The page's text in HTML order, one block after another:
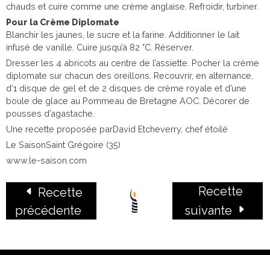
chauds et cuire comme une crème anglaise. Refroidir, turbiner.
Pour la Crème Diplomate
Blanchir les jaunes, le sucre et la farine. Additionner le lait
infusé de vanille. Cuire jusqu’à 82 °C. Réserver.
Dresser les 4 abricots au centre de l’assiette. Pocher la crème
diplomate sur chacun des oreillons. Recouvrir, en alternance,
d’1 disque de gel et de 2 disques de crème royale et d’une
boule de glace au Pommeau de Bretagne AOC. Décorer de
pousses d’agastache.
Une recette proposée parDavid Etcheverry, chef étoilé
Le SaisonSaint Grégoire (35)
www.le-saison.com
Recette
précédente
Recette
suivante